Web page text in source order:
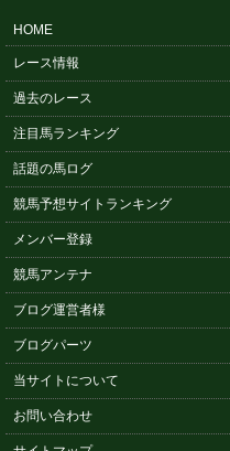
HOME
レース情報
過去のレース
注目馬ランキング
話題の馬ログ
競馬予想サイトランキング
メンバー登録
競馬アンテナ
ブログ運営者様
ブログパーツ
当サイトについて
お問い合わせ